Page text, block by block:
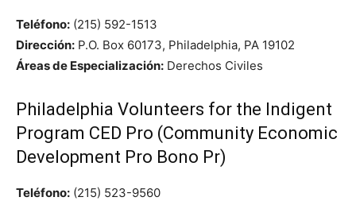
Teléfono: (215) 592-1513
Dirección: P.O. Box 60173, Philadelphia, PA 19102
Áreas de Especialización: Derechos Civiles
Philadelphia Volunteers for the Indigent
Program CED Pro (Community Economic
Development Pro Bono Pr)
Teléfono: (215) 523-9560